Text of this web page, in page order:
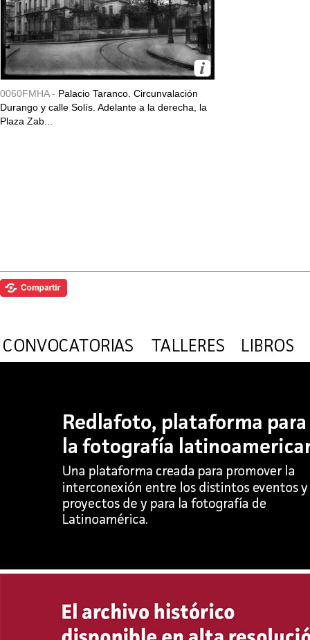
0060FMHA - Palacio Taranco. Circunvalación
Durango y calle Solís. Adelante a la derecha, la
Plaza Zab...